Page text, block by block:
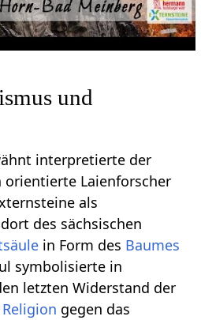
und
interpretierte der
Laienforscher
als
des sächsischen
in Form des Baumes
symbolisierte in
letzten Widerstand der
Religion gegen das